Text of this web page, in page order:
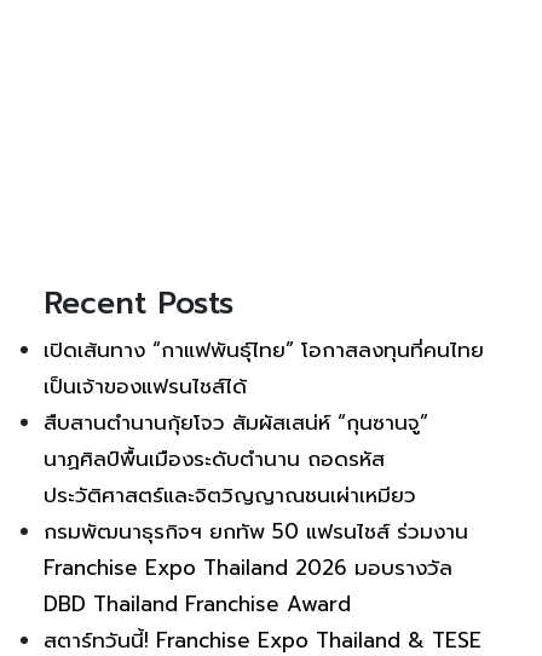
Recent Posts
เปิดเส้นทาง “กาแฟพันธุ์ไทย” โอกาสลงทุนที่คนไทย
เป็นเจ้าของแฟรนไชส์ได้
สืบสานตำนานกุ้ยโจว สัมผัสเสน่ห์ “กุนซานจู”
นาฏศิลป์พื้นเมืองระดับตำนาน ถอดรหัส
ประวัติศาสตร์และจิตวิญญาณชนเผ่าเหมียว
กรมพัฒนาธุรกิจฯ ยกทัพ 50 แฟรนไชส์ ร่วมงาน
Franchise Expo Thailand 2026 มอบรางวัล
DBD Thailand Franchise Award
สตาร์ทวันนี้! Franchise Expo Thailand & TESE